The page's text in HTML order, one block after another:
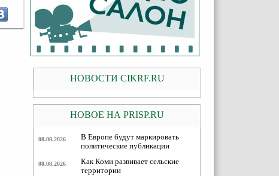
НОВОСТИ CIKRF.RU
НОВОЕ НА PRISP.RU
08.08.2026
В Европе будут маркировать
политические публикации
08.08.2026
Как Коми развивает сельские
территории